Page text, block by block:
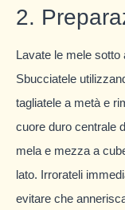
2.
Lavate le mele
Sbucciatele
tagliatele a metà e
cuore duro centrale
mela e mezza a
lato. Irrorateli
evitare che